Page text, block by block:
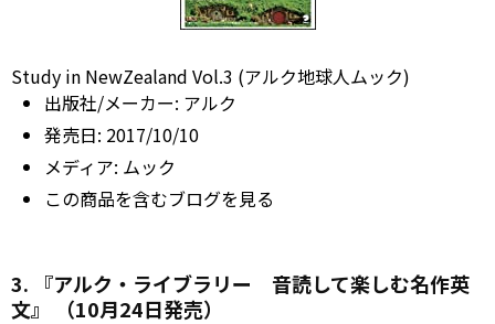
Study in NewZealand Vol.3 (アルク地球人ムック)
出版社/メーカー: アルク
発売日: 2017/10/10
メディア: ムック
この商品を含むブログを見る
3. 『アルク・ライブラリー 音読して楽しむ名作英
文』 （10月24日発売）